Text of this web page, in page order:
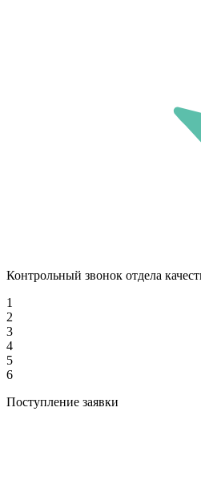
Контрольный звонок отдела
1
2
3
4
5
6
Поступление заявки